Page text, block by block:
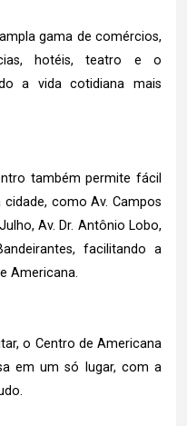
gama de comércios,
hotéis, teatro e o
a vida cotidiana mais
também permite fácil
como Av. Campos
Av. Dr. Antônio Lobo,
facilitando a
Americana.
o Centro de Americana
em um só lugar, com a